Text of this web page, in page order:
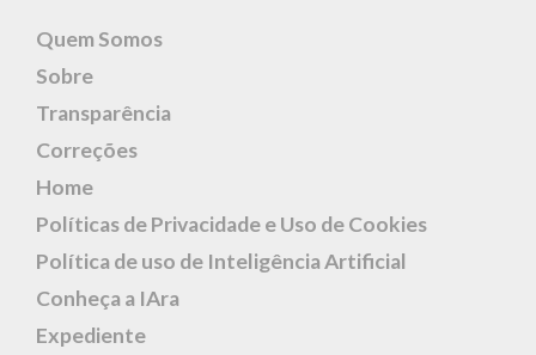
Quem Somos
Sobre
Transparência
Correções
Home
Políticas de Privacidade e Uso de Cookies
Política de uso de Inteligência Artificial
Conheça a IAra
Expediente